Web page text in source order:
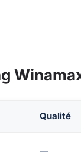
TV sur les
Qualité
—